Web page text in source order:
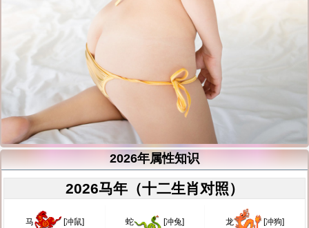
2026年属性知识
2026马年（十二生肖对照）
马 [冲鼠] 蛇 [冲兔] 龙 [冲狗]